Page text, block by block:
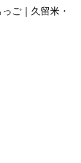
ご｜久留米・